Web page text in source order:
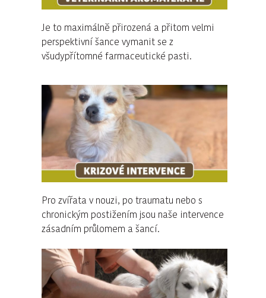
Je to maximálně přirozená a přitom velmi
perspektivní šance vymanit se z
všudypřítomné farmaceutické pasti.
Pro zvířata v nouzi, po traumatu nebo s
chronickým postižením jsou naše intervence
zásadním průlomem a šancí.